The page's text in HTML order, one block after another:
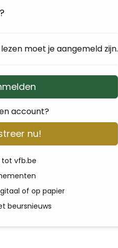
moet je aangemeld zijn.
account?
nu!
vfb.be
of op papier
beursnieuws